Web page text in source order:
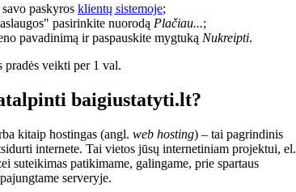
paskyros klientų sistemoje;
pasirinkite nuorodą Plačiau...;
pavadinimą ir paspauskite mygtuką Nukreipti.
pradės veikti per 1 val.
baigiustatyti.lt?
kitaip hostingas (angl. web hosting) – tai pagrindinis
internete. Tai vietos jūsų internetiniam projektui, el.
suteikimas patikimame, galingame, prie spartaus
serveryje.